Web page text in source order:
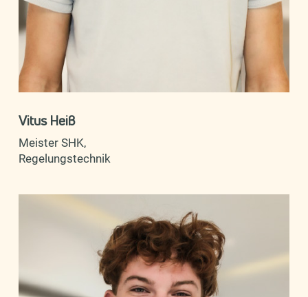
Vitus Heiß
Meister SHK,
Regelungstechnik